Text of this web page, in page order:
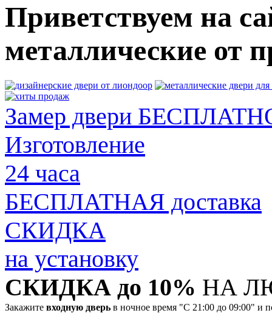
Приветствуем на
металлические от
Замер двери
Изготовление
24 часа
БЕСПЛАТНАЯ доставка
СКИДКА
на установку
СКИДКА до 10% НА
Закажите входную дверь в ночное время "C 21:00 до 09:00" и